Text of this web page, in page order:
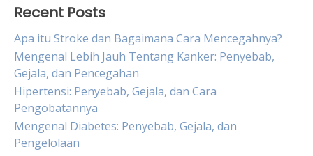
Recent Posts
Apa itu Stroke dan Bagaimana Cara Mencegahnya?
Mengenal Lebih Jauh Tentang Kanker: Penyebab,
Gejala, dan Pencegahan
Hipertensi: Penyebab, Gejala, dan Cara
Pengobatannya
Mengenal Diabetes: Penyebab, Gejala, dan
Pengelolaan